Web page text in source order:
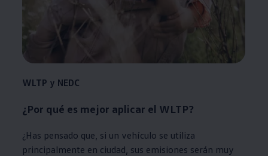
WLTP y NEDC
¿Por qué es mejor aplicar el WLTP?
¿Has pensado que, si un vehículo se utiliza
principalmente en ciudad, sus emisiones serán muy